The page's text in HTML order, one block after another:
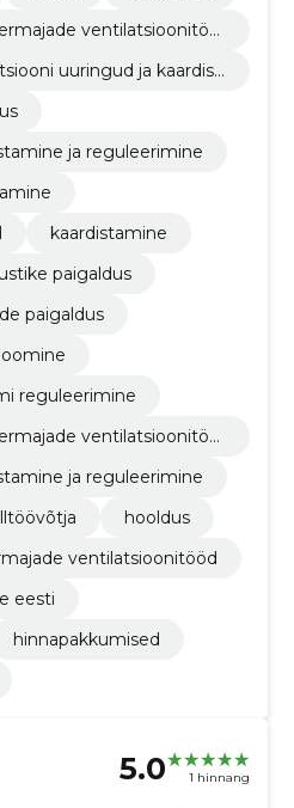
ventilatsioonitöö
uuringud ja kaardist
ja reguleerimine
kaardistamine
paigaldus
paigaldus
reguleerimine
ventilatsioonitöö
ja reguleerimine
hooldus
ventilatsioonitööd
eesti
hinnapakkumised
5.0 1 hinnang